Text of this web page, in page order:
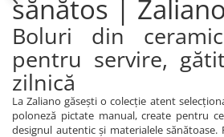
sănătos | Zaliano
Boluri din
pentru servire,
zilnică
La Zaliano găsești o colecție atent
poloneză pictate manual, create pentru
designul autentic și materialele